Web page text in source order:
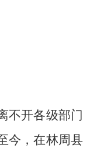
不开各级部门
今，在林周县